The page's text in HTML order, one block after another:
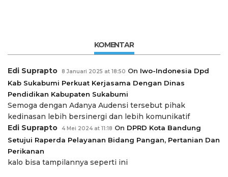
KOMENTAR
Edi Suprapto 8 Januari 2025 at 18:50 On Iwo-Indonesia Dpd
Kab Sukabumi Perkuat Kerjasama Dengan Dinas
Pendidikan Kabupaten Sukabumi
Semoga dengan Adanya Audensi tersebut pihak
kedinasan lebih bersinergi dan lebih komunikatif
Edi Suprapto
4 Mei 2024 at 11:18 On DPRD Kota Bandung
Setujui Raperda Pelayanan Bidang Pangan, Pertanian Dan
Perikanan
kalo bisa tampilannya seperti ini